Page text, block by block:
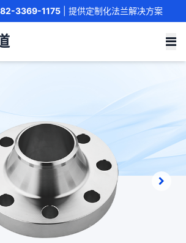
3369-1175| 提供定制化法兰解决方案